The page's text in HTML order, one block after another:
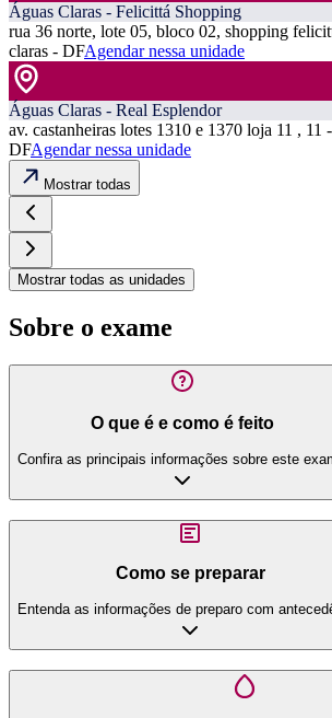
Águas Claras - Felicittá Shopping
rua 36 norte, lote 05, bloco 02, shopping
claras - DFAgendar nessa unidade
Águas Claras - Real Esplendor
av. castanheiras lotes 1310 e 1370 loja 11 , 11
DFAgendar nessa unidade
Mostrar todas
Mostrar todas as unidades
Sobre o exame
O que é e como é feito
Confira as principais informações sobre este
Como se preparar
Entenda as informações de preparo com